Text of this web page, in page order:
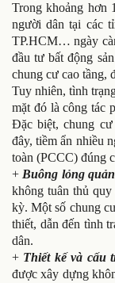
Trong khoảng hơn
người dân tại các
TP.HCM… ngày
đầu tư bất động
chung cư cao tầng,
Tuy nhiên, tình
mặt đó là công tác
Đặc biệt, chung
đây, tiềm ẩn nhiều
toàn (PCCC) đúng
+ Buông lỏng
không tuân thủ
kỳ. Một số chung
thiết, dẫn đến tình
dân.
+ Thiết kế và cấu
được xây dựng